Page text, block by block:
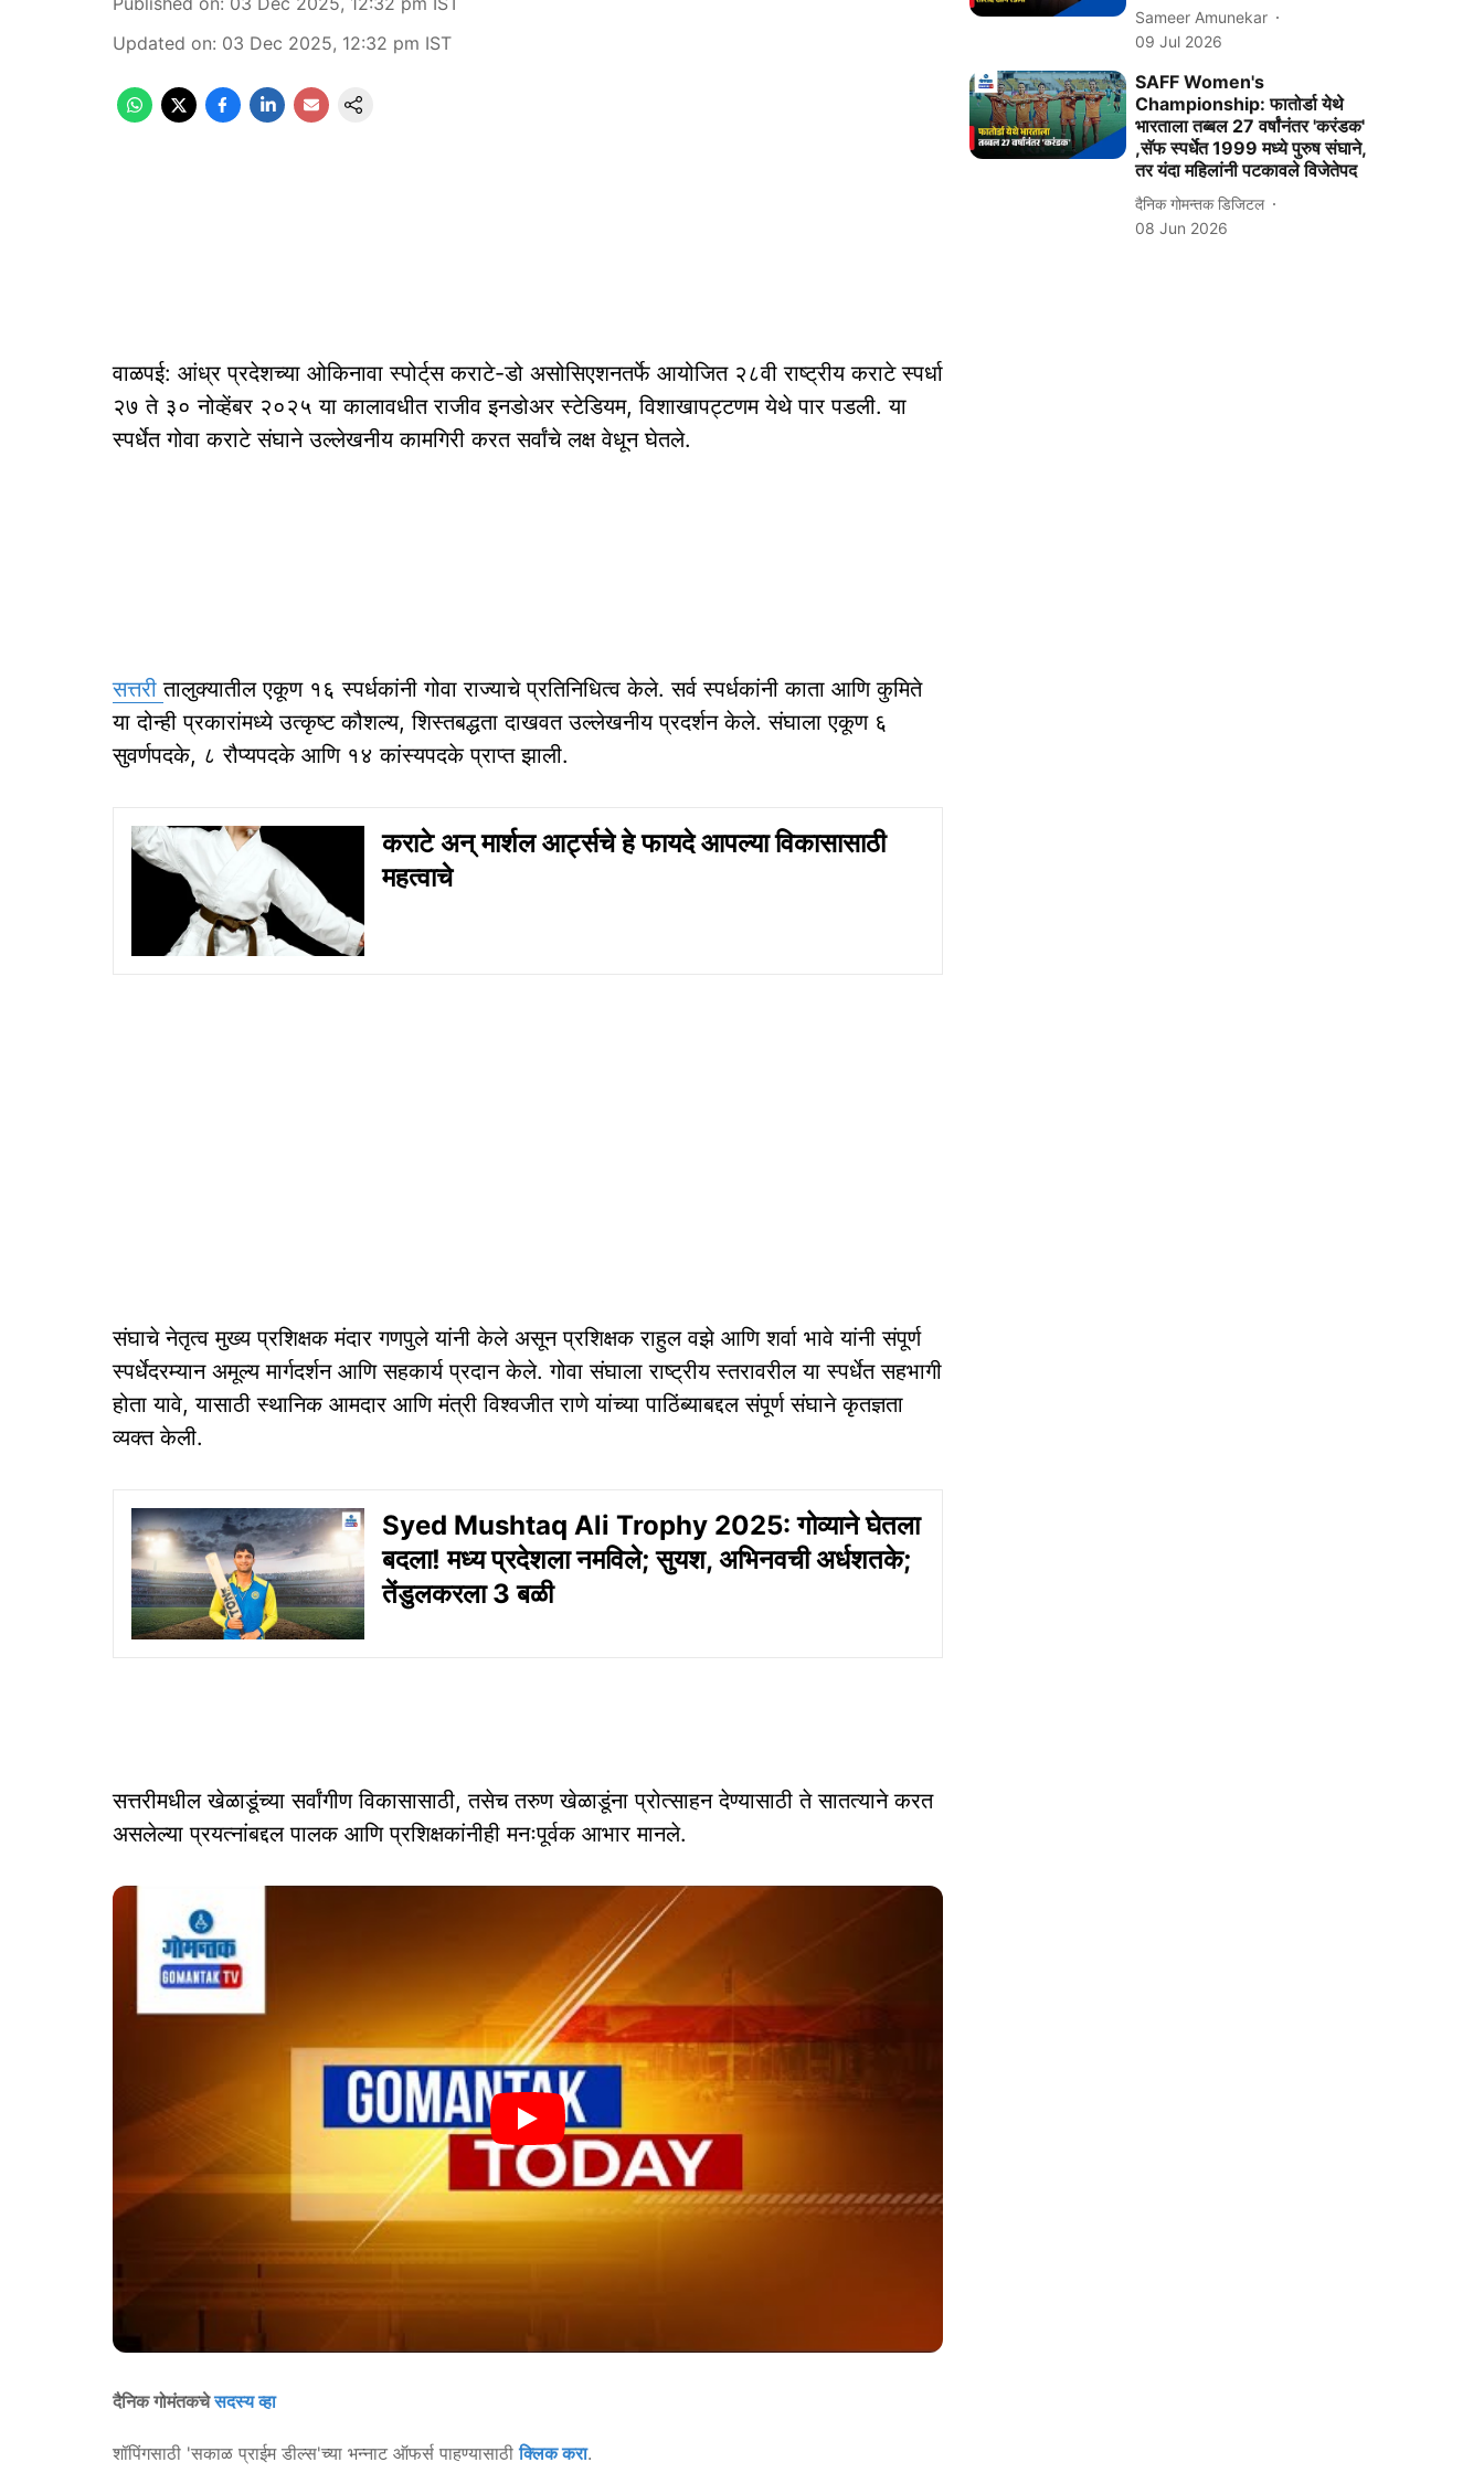
Updated on: 03 Dec 2025, 12:32 pm IST
वाळपई: आंध्र प्रदेशच्या ओकिनावा स्पोर्ट्‌स कराटे-डो असोसिएशनतर्फे आयोजित २८वी राष्ट्रीय कराटे स्पर्धा
२७ ते ३० नोव्हेंबर २०२५ या कालावधीत राजीव इनडोअर स्टेडियम, विशाखापट्टणम येथे पार पडली. या
स्पर्धेत गोवा कराटे संघाने उल्लेखनीय कामगिरी करत सर्वांचे लक्ष वेधून घेतले.
सत्तरीतालुक्यातील एकूण १६ स्पर्धकांनी गोवा राज्याचे प्रतिनिधित्व केले. सर्व स्पर्धकांनी काता आणि कुमिते
या दोन्ही प्रकारांमध्ये उत्कृष्ट कौशल्य, शिस्तबद्धता दाखवत उल्लेखनीय प्रदर्शन केले. संघाला एकूण ६
सुवर्णपदके, ८ रौप्यपदके आणि १४ कांस्यपदके प्राप्त झाली.
कराटे अन् मार्शल आर्ट्सचे हे फायदे आपल्या विकासासाठी
महत्वाचे
संघाचे नेतृत्व मुख्य प्रशिक्षक मंदार गणपुले यांनी केले असून प्रशिक्षक राहुल वझे आणि शर्वा भावे यांनी संपूर्ण
स्पर्धेदरम्यान अमूल्य मार्गदर्शन आणि सहकार्य प्रदान केले. गोवा संघाला राष्ट्रीय स्तरावरील या स्पर्धेत सहभागी
होता यावे, यासाठी स्थानिक आमदार आणि मंत्री विश्वजीत राणे यांच्या पाठिंब्याबद्दल संपूर्ण संघाने कृतज्ञता
व्यक्त केली.
Syed Mushtaq Ali Trophy 2025: गोव्याने घेतला
बदला! मध्य प्रदेशला नमविले; सुयश, अभिनवची अर्धशतके;
तेंडुलकरला 3 बळी
सत्तरीमधील खेळाडूंच्या सर्वांगीण विकासासाठी, तसेच तरुण खेळाडूंना प्रोत्साहन देण्यासाठी ते सातत्याने करत
असलेल्या प्रयत्नांबद्दल पालक आणि प्रशिक्षकांनीही मनःपूर्वक आभार मानले.
दैनिक गोमंतकचेसदस्य व्हा
शॉपिंगसाठी 'सकाळ प्राईम डील्स'च्या भन्नाट ऑफर्स पाहण्यासाठीक्लिक करा.
Sameer Amunekar
09 Jul 2026
SAFF Women's
Championship: फातोर्डा येथे
भारताला तब्बल 27 वर्षांनंतर 'करंडक'
,सॅफ स्पर्धेत 1999 मध्ये पुरुष संघाने,
तर यंदा महिलांनी पटकावले विजेतेपद
दैनिक गोमन्तक डिजिटल
08 Jun 2026